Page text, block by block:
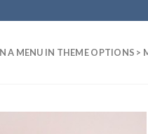
A MENU IN THEME OPTIONS >